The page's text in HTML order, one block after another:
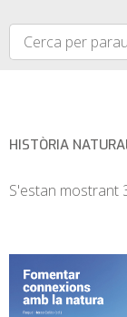
HISTÒRIA
S'estan mostrant